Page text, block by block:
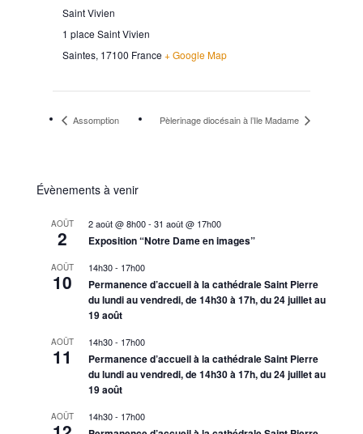
Saint Vivien
1 place Saint Vivien
Saintes, 17100 France + Google Map
Assomption Pèlerinage diocésain à l’Ile Madame
Évènements à venir
AOÛT
2
2 août @ 8h00- 31 août @ 17h00
Exposition “Notre Dame en images”
AOÛT
10
14h30- 17h00
Permanence d’accueil à la cathédrale Saint Pierre
du lundi au vendredi, de 14h30 à 17h, du 24 juillet au
19 août
AOÛT
11
14h30- 17h00
Permanence d’accueil à la cathédrale Saint Pierre
du lundi au vendredi, de 14h30 à 17h, du 24 juillet au
19 août
AOÛT 14h30- 17h00